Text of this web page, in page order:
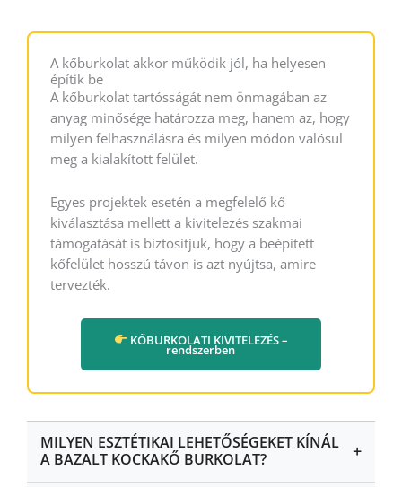
A kőburkolat akkor működik jól, ha helyesen
építik be
A kőburkolat tartósságát nem önmagában az
anyag minősége határozza meg, hanem az, hogy
milyen felhasználásra és milyen módon valósul
meg a kialakított felület.
Egyes projektek esetén a megfelelő kő
kiválasztása mellett a kivitelezés szakmai
támogatását is biztosítjuk, hogy a beépített
kőfelület hosszú távon is azt nyújtsa, amire
tervezték.
KŐBURKOLATI KIVITELEZÉS –
rendszerben
MILYEN ESZTÉTIKAI LEHETŐSÉGEKET KÍNÁL
A BAZALT KOCKAKŐ BURKOLAT?
+